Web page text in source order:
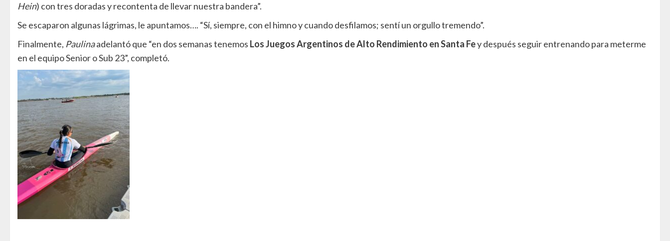
Hein) con tres doradas y recontenta de llevar nuestra bandera”.
Se escaparon algunas lágrimas, le apuntamos…. “Sí, siempre, con el himno y cuando desfilamos; sentí un orgullo tremendo”.
Finalmente, Paulinaadelantó que “en dos semanas tenemos Los Juegos Argentinos de Alto Rendimiento en Santa Fey después seguir entrenando para meterme
en el equipo Senior o Sub 23”, completó.